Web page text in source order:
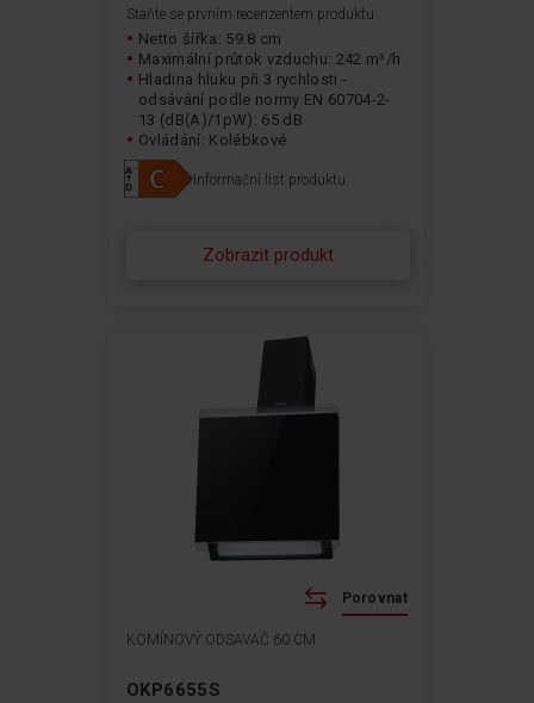
Zobrazit produkt
Staňte se prvním recenzentem produktu
Netto šířka: 59.8 cm
Maximální průtok vzduchu: 242 m³/h
Hladina hluku při 3 rychlosti -
odsávání podle normy EN 60704-2-
13 (dB(A)/1pW): 65 dB
Ovládání: Kolébkové
Typ osvětlení: LED
Informační list produktu
KOMÍNOVÝ ODSAVAČ 60 CM
OKP6655S
Porovnat